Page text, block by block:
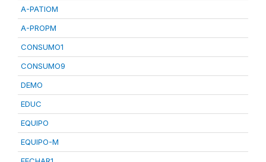
A-PATIOM
A-PROPM
CONSUMO1
CONSUMO9
DEMO
EDUC
EQUIPO
EQUIPO-M